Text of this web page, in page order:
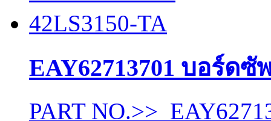
EAY62713701 บอร์ดซั
PART NO.>>